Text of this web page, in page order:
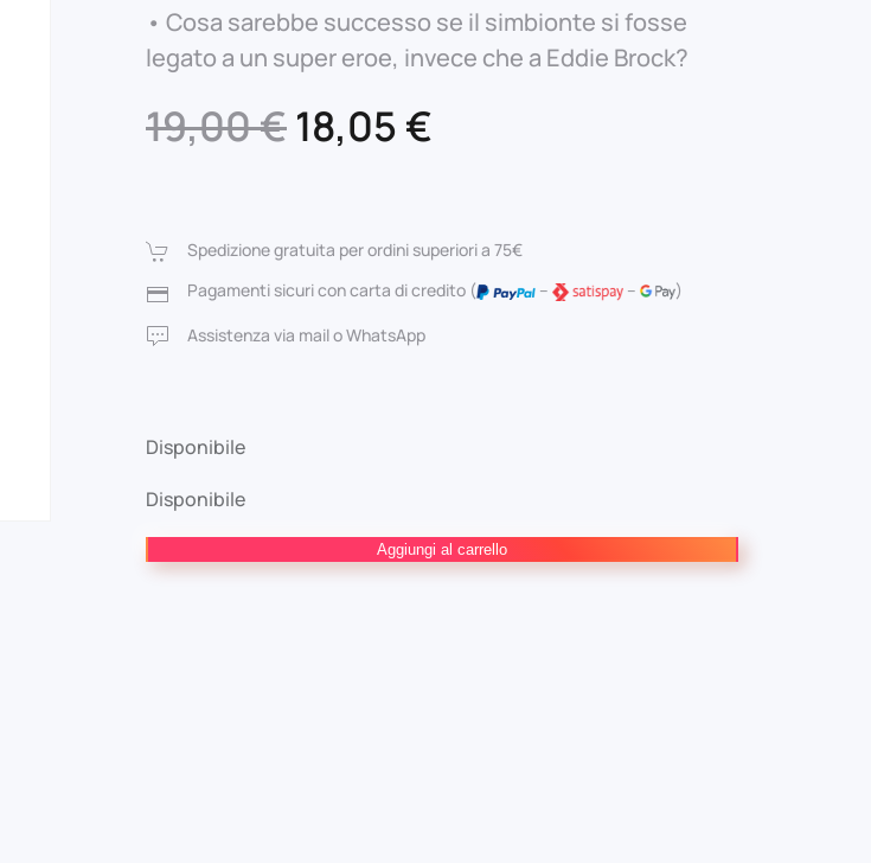
• Cosa sarebbe successo se il simbionte si fosse
legato a un super eroe, invece che a Eddie Brock?
19,00€Il
originale
era:
19,00 €.
18,05€
attuale
è:
Spedizione gratuita per ordini superiori a 75€
Pagamenti sicuri con carta di credito (
– –
)
Assistenza via mail o WhatsApp
Disponibile
Disponibile
Aggiungi al carrello